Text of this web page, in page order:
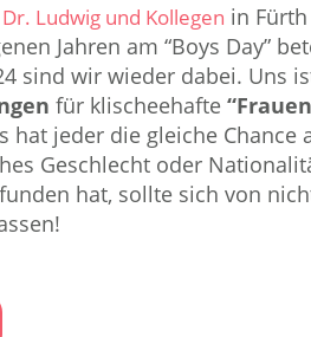
Ludwig und Kollegen in
Jahren am “Boys Day”
sind wir wieder dabei. Uns
für klischeehafte
hat jeder die gleiche Chance
Geschlecht oder
hat, sollte sich von